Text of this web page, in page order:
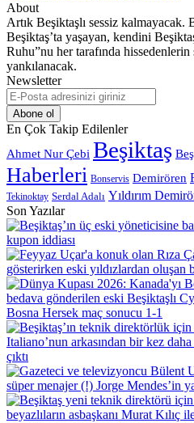
About
Artık Beşiktaşlı sessiz kalmayacak.
Beşiktaş’ta yaşayan, kendini
Ruhu”nu her tarafında hissedenlerin
yankılanacak.
Newsletter
E-
Posta
adresinizi
giriniz
En Çok Takip Edilenler
Ahmet Nur Çebi Beşiktaş
Haberleri Bonservis Demirören
Tekinoktay Serdal Adalı Yıldırım
Son Yazılar